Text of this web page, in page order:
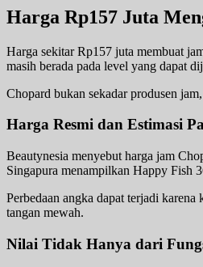
Harga Rp157 Juta
Harga sekitar Rp157 juta membuat
masih berada pada level yang dapat
Chopard bukan sekadar produsen
Harga Resmi dan Estimasi
Beautynesia menyebut harga jam
Singapura menampilkan Happy Fish
Perbedaan angka dapat terjadi
tangan mewah.
Nilai Tidak Hanya dari